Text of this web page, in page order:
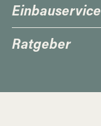
Einbauservice
Ratgeber